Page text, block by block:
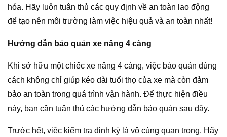
hóa. Hãy luôn tuân thủ các quy định về an toàn lao động
để tạo nên môi trường làm việc hiệu quả và an toàn nhất!
Hướng dẫn bảo quản xe nâng 4 càng
Khi sở hữu một chiếc xe nâng 4 càng, việc bảo quản đúng
cách không chỉ giúp kéo dài tuổi thọ của xe mà còn đảm
bảo an toàn trong quá trình vận hành. Để thực hiện điều
này, bạn cần tuân thủ các hướng dẫn bảo quản sau đây.
Trước hết, việc kiểm tra định kỳ là vô cùng quan trọng. Hãy